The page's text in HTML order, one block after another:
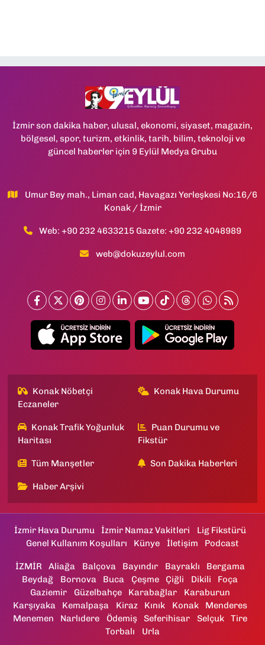
İzmir son dakika haber, ulusal, ekonomi, siyaset, magazin,
bölgesel, spor, turizm, etkinlik, tarih, bilim, teknoloji ve
güncel haberler için 9 Eylül Medya Grubu
Umur Bey mah., Liman cad, Havagazı Yerleşkesi No:16/6
Konak / İzmir
Web: +90 232 4633215 Gazete: +90 232 4048989
web@dokuzeylul.com
Konak Nöbetçi
Eczaneler
Konak Hava Durumu
Konak Trafik Yoğunluk
Haritası
Puan Durumu ve
Fikstür
Tüm Manşetler Son Dakika Haberleri
Haber Arşivi
İzmir Hava Durumu İzmir Namaz Vakitleri
Lig Fikstürü
Genel Kullanım Koşulları
Künye İletişim Podcast
İZMİR Aliağa Balçova Bayındır Bayraklı
Bergama
Beydağ
Bornova Buca Çeşme Çiğli Dikili
Foça
Gaziemir
Güzelbahçe Karabağlar
Karaburun
Karşıyaka
Kemalpaşa Kiraz Kınık Konak
Menderes
Menemen
Narlıdere Ödemiş Seferihisar Selçuk
Tire
Torbalı
Urla